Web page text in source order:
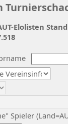
Spieler
Elolisten